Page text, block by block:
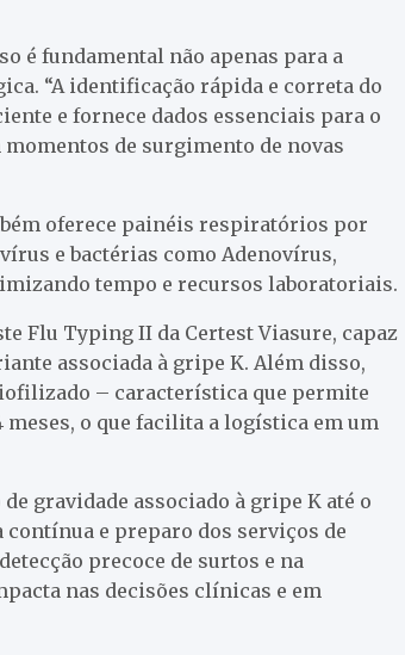
é fundamental não apenas para a
“A identificação rápida e correta do
e fornece dados essenciais para o
de surgimento de novas
oferece painéis respiratórios por
e bactérias como Adenovírus,
tempo e recursos laboratoriais.
Flu Typing II da Certest Viasure, capaz
associada à gripe K. Além disso,
– característica que permite
o que facilita a logística em um
gravidade associado à gripe K até o
e preparo dos serviços de
precoce de surtos e na
nas decisões clínicas e em